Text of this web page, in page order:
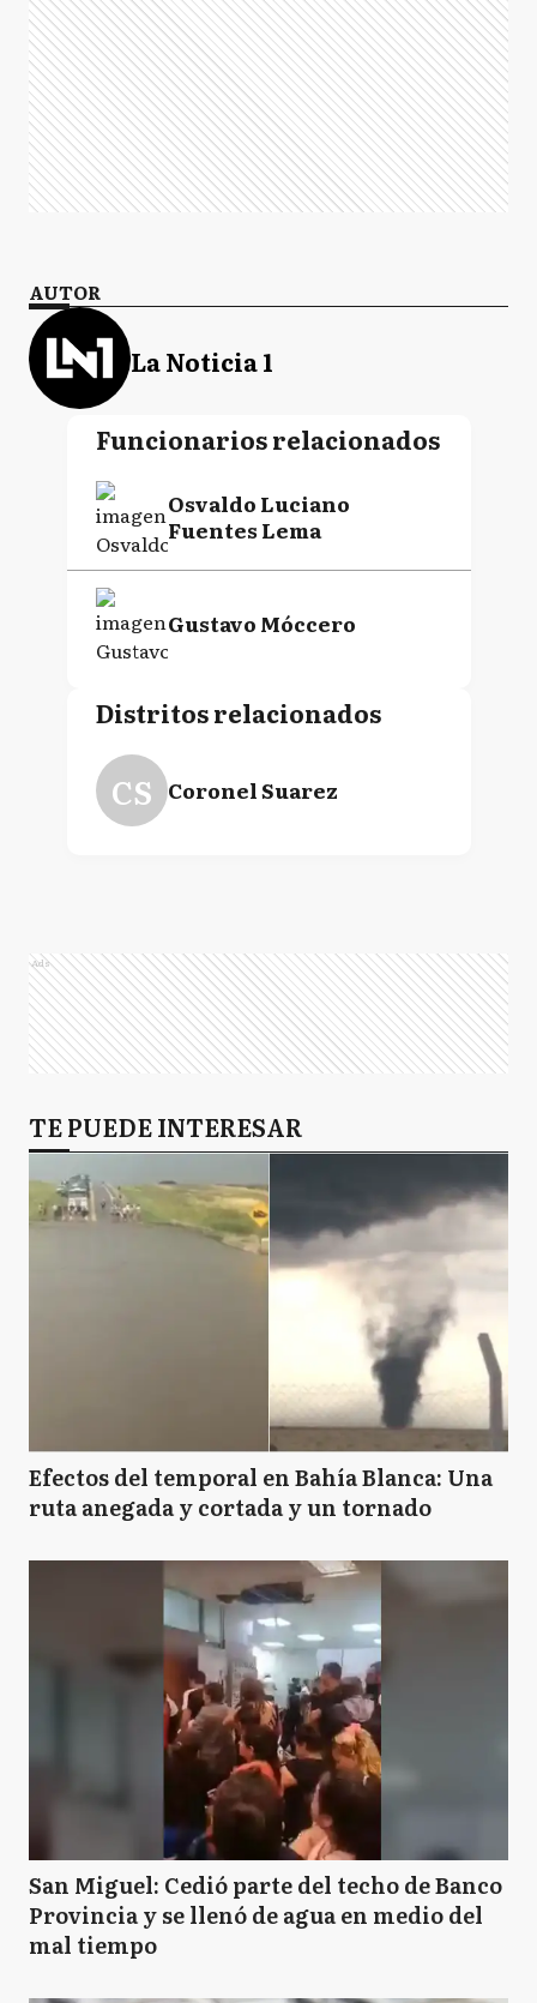
AUTOR
La Noticia 1
Funcionarios relacionados
Osvaldo Luciano
Fuentes Lema
Gustavo Móccero
Distritos relacionados
CS Coronel Suarez
Ads
TE PUEDE INTERESAR
Efectos del temporal en Bahía Blanca: Una
ruta anegada y cortada y un tornado
San Miguel: Cedió parte del techo de Banco
Provincia y se llenó de agua en medio del
mal tiempo